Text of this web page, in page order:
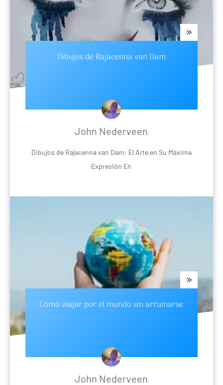
Dibujos de Rajacenna van Dam
John Nederveen
Dibujos de Rajacenna van Dam: El Arte en Su Máxima
Expresión En
Cómo viajar por el mundo sin arruinarse
John Nederveen